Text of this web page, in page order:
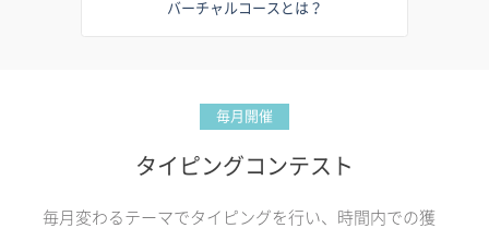
バーチャルコースとは？
毎月開催
タイピングコンテスト
毎月変わるテーマでタイピングを行い、時間内での獲